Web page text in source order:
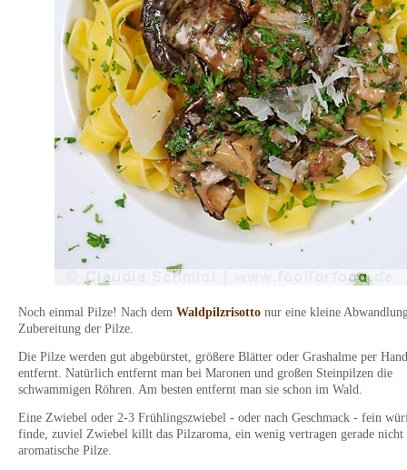
Noch einmal Pilze! Nach dem Waldpilzrisotto nur eine kleine
Zubereitung der Pilze.
Die Pilze werden gut abgebürstet, größere Blätter oder Grashalme per Hand
entfernt. Natürlich entfernt man bei Maronen und großen Steinpilzen die
schwammigen Röhren. Am besten entfernt man sie schon im Wald.
Eine Zwiebel oder 2-3 Frühlingszwiebel - oder nach Geschmack - fein
finde, zuviel Zwiebel killt das Pilzaroma, ein wenig vertragen gerade nicht
aromatische Pilze.